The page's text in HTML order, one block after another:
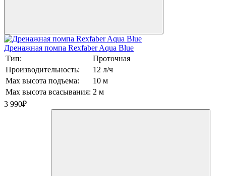
Дренажная помпа Rexfaber Aqua Blue
Тип:
Проточная
Производительность:
12 л/ч
Max высота подъема:
10 м
Max высота всасывания: 2 м
3 990₽